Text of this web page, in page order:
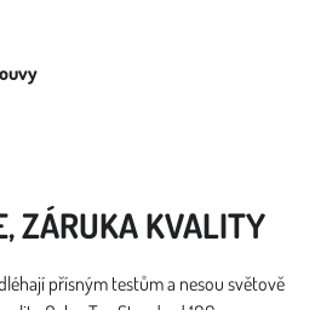
ZÁRUKA KVALITY
přísným testům a nesou světově